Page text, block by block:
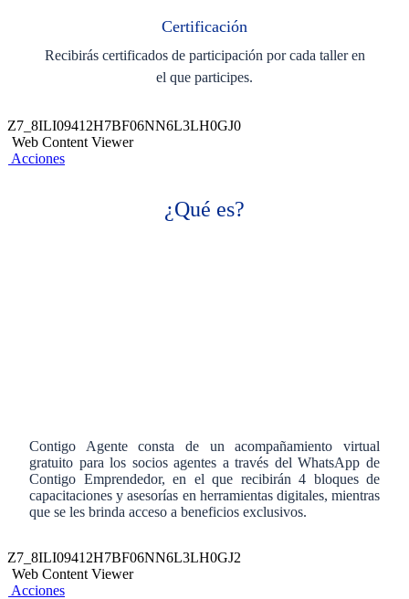
Certificación
Recibirás certificados de participación por cada taller en
el que participes.
Z7_8ILI09412H7BF06NN6L3LH0GJ0
Web Content Viewer
Acciones
Contigo Agente consta de un acompañamiento virtual
gratuito para los socios agentes a través del WhatsApp de
Contigo Emprendedor, en el que recibirán 4 bloques de
capacitaciones y asesorías en herramientas digitales, mientras
que se les brinda acceso a beneficios exclusivos.
¿Qué es?
Z7_8ILI09412H7BF06NN6L3LH0GJ2
Web Content Viewer
Acciones